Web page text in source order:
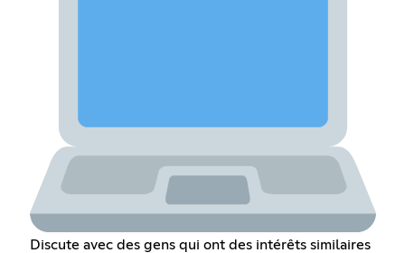
Discute avec des gens qui ont des intérêts similaires